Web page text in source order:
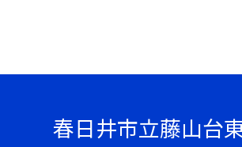
春日井市立藤山台